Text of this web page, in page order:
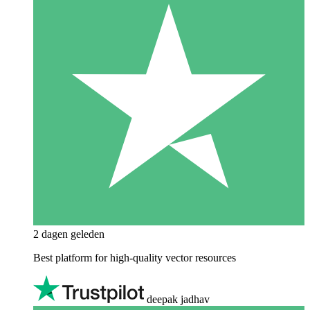
2 dagen geleden
Best platform for high-quality vector resources
deepak jadhav